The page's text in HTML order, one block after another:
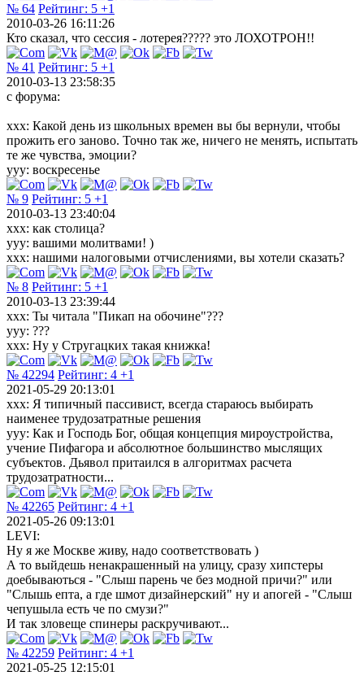
№ 64 Рейтинг: 5 +1
2010-03-26 16:11:26
Кто сказал, что сессия - лотерея????? это ЛОХОТРОН!!
№ 41 Рейтинг: 5 +1
2010-03-13 23:58:35
с форума:
xxx: Какой день из школьных времен вы бы вернули, чтобы
прожить его заново. Точно так же, ничего не менять, испытать
те же чувства, эмоции?
yyy: воскресенье
№ 9 Рейтинг: 5 +1
2010-03-13 23:40:04
ххх: как столица?
yyy: вашими молитвами! )
ххх: нашими налоговыми отчислениями, вы хотели сказать?
№ 8 Рейтинг: 5 +1
2010-03-13 23:39:44
ххх: Ты читала "Пикап на обочине"???
yyy: ???
xxx: Ну у Стругацких такая книжка!
№ 42294 Рейтинг: 4 +1
2021-05-29 20:13:01
xxx: Я типичный пассивист, всегда стараюсь выбирать
наименее трудозатратные решения
yyy: Как и Господь Бог, общая концепция мироустройства,
учение Пифагора и абсолютное большинство мыслящих
субъектов. Дьявол притаился в алгоритмах расчета
трудозатратности...
№ 42265 Рейтинг: 4 +1
2021-05-26 09:13:01
LEVI:
Ну я же Москве живу, надо соответствовать )
А то выйдешь ненакрашенный на улицу, сразу хипстеры
доебываються - "Слыш парень че без модной причи?" или
"Слышь епта, а где шмот дизайнерский" ну и апогей - "Слыш
чепушыла есть че по смузи?"
И так зловеще спинеры раскручивают...
№ 42259 Рейтинг: 4 +1
2021-05-25 12:15:01